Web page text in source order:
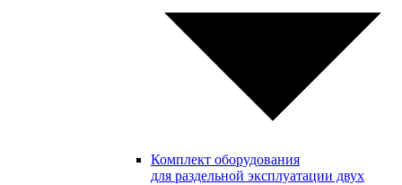
Комплект оборудования
для раздельной эксплуатации двух